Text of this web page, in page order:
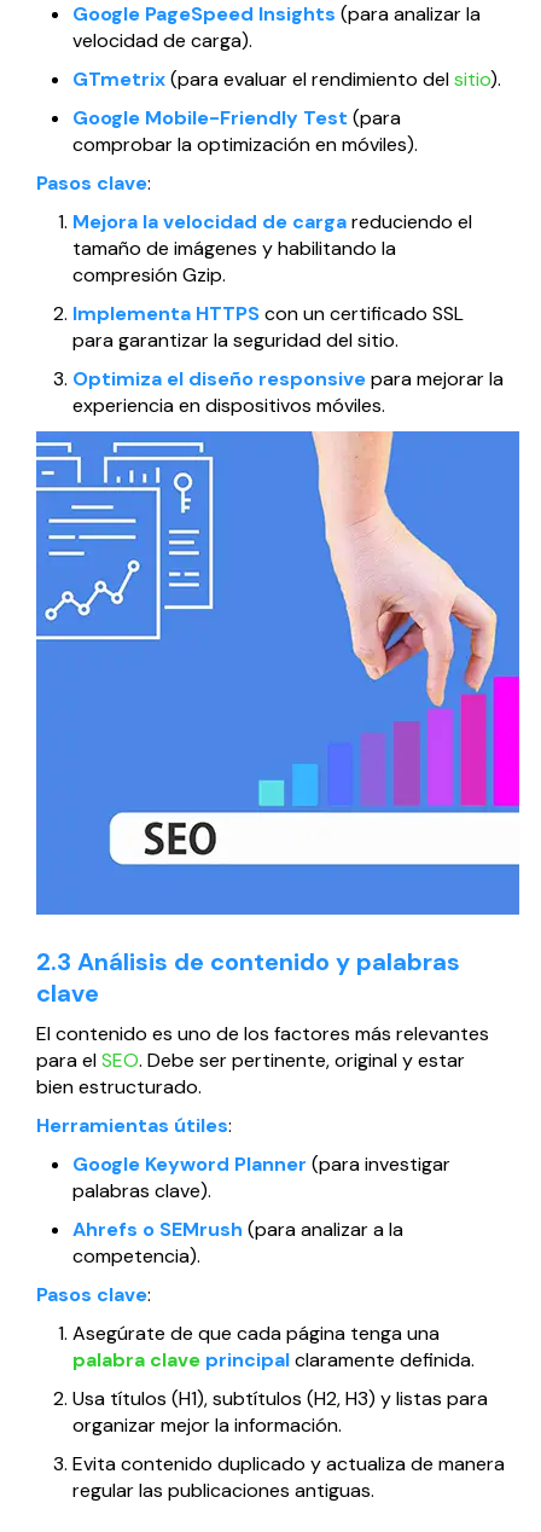
Google PageSpeed Insights (para analizar la
velocidad de carga).
GTmetrix(para evaluar el rendimiento delsitio).
Google Mobile-Friendly Test (para
comprobar la optimización en móviles).
Pasos clave:
Mejora la velocidad de cargareduciendo el
tamaño de imágenes y habilitando la
compresión Gzip.
Implementa HTTPScon un certificado SSL
para garantizar la seguridad del sitio.
Optimiza el diseño responsivepara mejorar la
experiencia en dispositivos móviles.
2.3 Análisis de contenido y palabras
clave
El contenido es uno de los factores más relevantes
para elSEO. Debe ser pertinente, original y estar
bien estructurado.
Herramientas útiles:
Google Keyword Planner (para investigar
palabras clave).
Ahrefs o SEMrush (para analizar a la
competencia).
Pasos clave:
Asegúrate de que cada página tenga una
palabra clave principalclaramente definida.
Usa títulos (H1), subtítulos (H2, H3) y listas para
organizar mejor la información.
Evita contenido duplicado y actualiza de manera
regular las publicaciones antiguas.